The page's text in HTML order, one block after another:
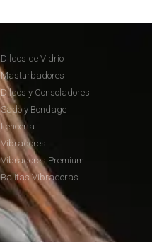
Dildos de Vidrio
Masturbadores
Dildos y Consoladores
Sado y Bondage
Lenceria
Vibradores
Vibradores Premium
Balitas Vibradoras